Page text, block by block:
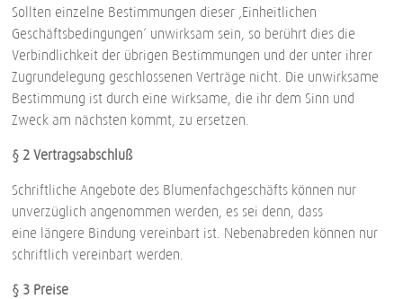
Sollten einzelne Bestimmungen dieser ‚Einheitlichen
Geschäftsbedingungen‘ unwirksam sein, so berührt dies die
Verbindlichkeit der übrigen Bestimmungen und der unter ihrer
Zugrundelegung geschlossenen Verträge nicht. Die unwirksame
Bestimmung ist durch eine wirksame, die ihr dem Sinn und
Zweck am nächsten kommt, zu ersetzen.
§ 2 Vertragsabschluß
Schriftliche Angebote des Blumenfachgeschäfts können nur
unverzüglich angenommen werden, es sei denn, dass
eine längere Bindung vereinbart ist. Nebenabreden können nur
schriftlich vereinbart werden.
§ 3 Preise